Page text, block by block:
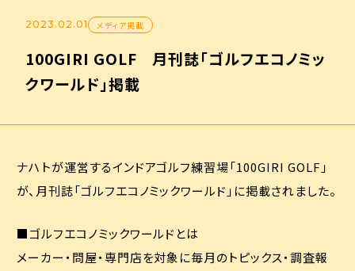
2023.02.01 メディア掲載
100GIRI GOLF 月刊誌「ゴルフエコノミッ
クワールド」掲載
ナハトが運営するインドアゴルフ練習場「100GIRI GOLF」
が、月刊誌「ゴルフエコノミックワールド」に掲載されました。
■ゴルフエコノミックワールドとは
メーカー・問屋・専門店を対象に毎月のトピックス・調査報